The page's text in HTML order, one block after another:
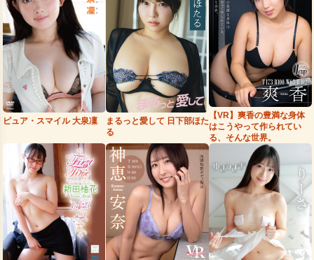
ピュア・スマイル 大泉凜
まるっと愛して 日下部ほた
る
【VR】爽香の豊満な身体
はこうやって作られてい
る、そんな世界。